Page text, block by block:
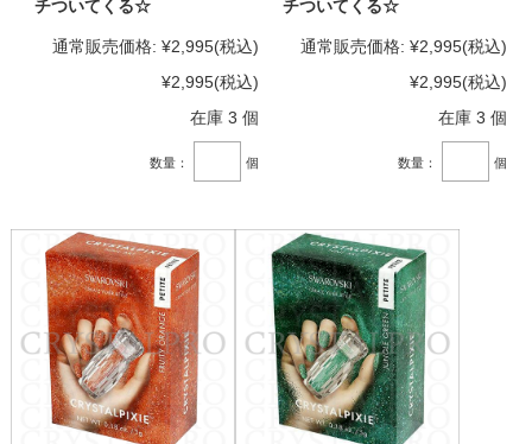
チついてくる☆
通常販売価格: ¥2,995(税込)
¥2,995(税込)
在庫 3 個
数量： 個
チついてくる☆
通常販売価格: ¥2,995(税込)
¥2,995(税込)
在庫 3 個
数量： 個